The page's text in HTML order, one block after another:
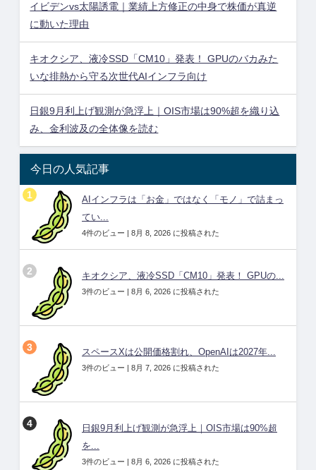
イビデンvs太陽誘電｜業績上方修正の中身で株価が真逆
に動いた理由
キオクシア、液冷SSD「CM10」発表！ GPUのバカみた
いな排熱から守る次世代AIインフラ向け
日銀9月利上げ観測が急浮上｜OIS市場は90%超を織り込
み、金利波及の全体像を読む
今日の人気記事
AIインフラは「お金」ではなく「モノ」で詰まっ
てい...
4件のビュー | 8月 8, 2026 に投稿された
キオクシア、液冷SSD「CM10」発表！ GPUの...
3件のビュー | 8月 6, 2026 に投稿された
スペースXは公開価格割れ、OpenAIは2027年...
3件のビュー | 8月 7, 2026 に投稿された
日銀9月利上げ観測が急浮上｜OIS市場は90%超
を...
3件のビュー | 8月 6, 2026 に投稿された